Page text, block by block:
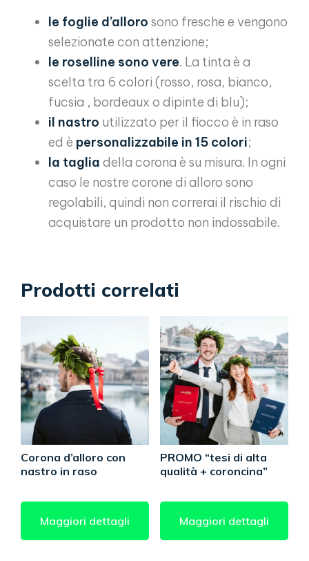
le foglie d’alloro sono fresche e vengono
selezionate con attenzione;
le roselline sono vere. La tinta è a
scelta tra 6 colori (rosso, rosa, bianco,
fucsia , bordeaux o dipinte di blu);
il nastro utilizzato per il fiocco è in raso
ed è personalizzabile in 15 colori;
la taglia della corona è su misura. In ogni
caso le nostre corone di alloro sono
regolabili, quindi non correrai il rischio di
acquistare un prodotto non indossabile.
Prodotti correlati
Corona d’alloro con
nastro in raso
Maggiori dettagli
PROMO “tesi di alta
qualità + coroncina”
Maggiori dettagli